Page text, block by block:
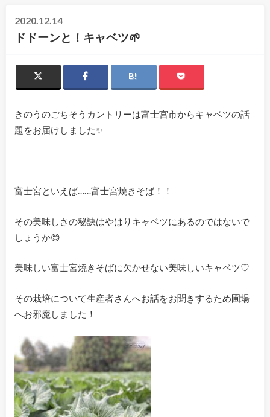
2020.12.14
ドドーンと！キャベツ🌱
きのうのごちそうカントリーは富士宮市からキャベツの話
題をお届けしました✨
富士宮といえば……富士宮焼きそば！！
その美味しさの秘訣はやはりキャベツにあるのではないで
しょうか😊
美味しい富士宮焼きそばに欠かせない美味しいキャベツ♡
その栽培について生産者さんへお話をお聞きするため圃場
へお邪魔しました！